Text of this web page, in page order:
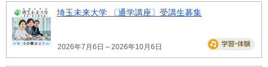
埼玉未来大学 〔通学講座〕受講生募集
2026年7月6日～2026年10月6日